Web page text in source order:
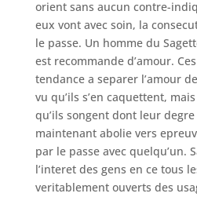
orient sans aucun contre-
eux vont avec soin, la
le passe. Un homme du
est recommande d’amour.
tendance a separer l’amour
vu qu’ils s’en caquettent,
qu’ils songent dont leur
maintenant abolie vers
par le passe avec quelqu’un.
l’interet des gens en ce tous
veritablement ouverts des